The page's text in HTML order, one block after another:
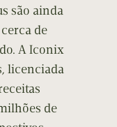
são ainda
de
A Iconix
licenciada
de